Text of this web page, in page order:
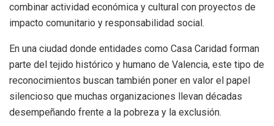
combinar actividad económica y cultural con proyectos de
impacto comunitario y responsabilidad social.
En una ciudad donde entidades como Casa Caridad forman
parte del tejido histórico y humano de Valencia, este tipo de
reconocimientos buscan también poner en valor el papel
silencioso que muchas organizaciones llevan décadas
desempeñando frente a la pobreza y la exclusión.